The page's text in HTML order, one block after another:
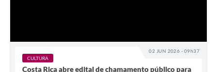
02 JUN 2026 - 09h37
CULTURA
Costa Rica abre edital de chamamento público para